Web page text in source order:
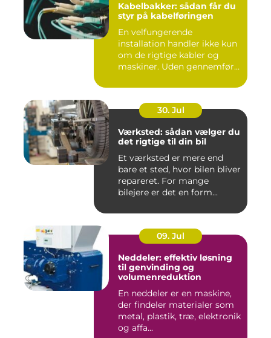
Kabelbakker: sådan får du
styr på kabelføringen
En velfungerende
installation handler ikke kun
om de rigtige kabler og
maskiner. Uden gennemført
30. Jul
Værksted: sådan vælger du
det rigtige til din bil
Et værksted er mere end
bare et sted, hvor bilen bliver
repareret. For mange
bilejere er det en form...
09. Jul
Neddeler: effektiv løsning
til genvinding og
volumenreduktion
En neddeler er en maskine,
der findeler materialer som
metal, plastik, træ, elektronik
og affa...